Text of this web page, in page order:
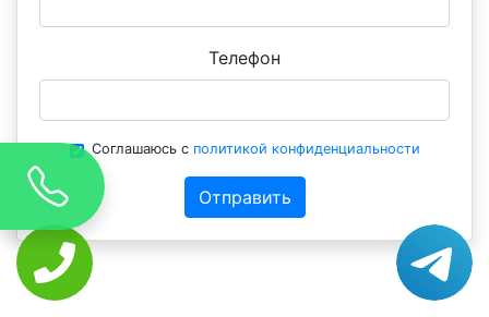
Телефон
Соглашаюсь с политикой конфиденциальности
Отправить